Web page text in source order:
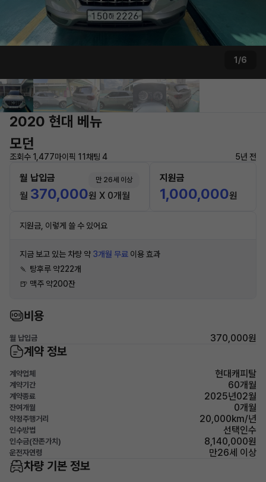
1/6
2020 현대 베뉴
모던
조회수 1,477마이픽 11채팅 4 5년 전
월 납입금 만 26세 이상
월 370,000원 X 0개월
지원금
1,000,000원
지원금, 이렇게 쓸 수 있어요
지금 보고 있는 차량 약 3개월 무료 이용 효과
🍡 탕후루 약222개
🍺 맥주 약200잔
비용
월 납입금 370,000원
계약 정보
계약업체 현대캐피탈
계약기간 60개월
계약종료 2025년02월
잔여개월 0개월
약정주행거리 20,000km/년
인수방법 선택인수
인수금(잔존가치) 8,140,000원
운전자연령 만26세 이상
차량 기본 정보